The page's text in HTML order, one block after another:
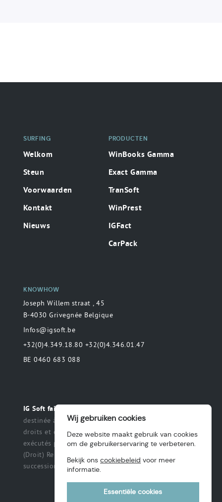
Secondaire
SURFING
Welkom
Steun
Voorwaarden
Kontakt
Nieuws
PRODUCTEN
WinBooks Gamma
Exact Gamma
TranSoft
WinPrest
IGFact
CarPack
KNOWHOW
Joseph Willem straat , 45
B-4030 Grivegnée Belgique
Infos@igsoft.be
+32(0)4.349.18.80 +32(0)4.346.01.47
BE 0460 683 088
IG Soft fait partie du groupe MAS.
destinée à préciser ou de délimiter le champ des
droits et des obligations qui peuvent être exercés et
exécutés par les parties dans une relation légale.
(Droit) Renonciation à un titre, des intérêts, une
succession ou une fiducie, etc.
Wij gebruiken cookies
Deze website maakt gebruik van cookies
om de gebruikerservaring te verbeteren.
Bekijk onscookiebeleid voor meer
informatie.
Essentiële cookies